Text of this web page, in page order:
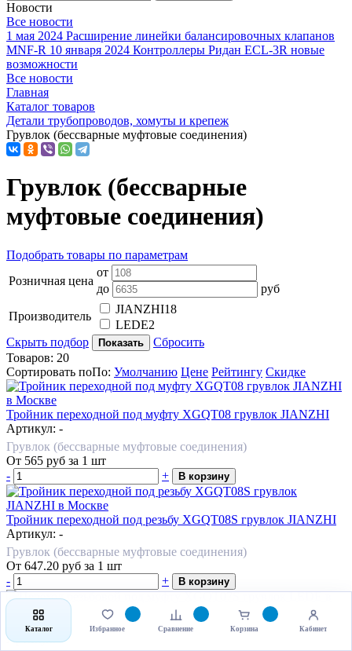
Новости
Все новости
1 мая 2024 Расширение линейки балансировочных клапанов
MNF-R 10 января 2024 Контроллеры Ридан ECL-3R новые
возможности
Все новости
Главная
Каталог товаров
Детали трубопроводов, хомуты и крепеж
Грувлок (бессварные муфтовые соединения)
Грувлок (бессварные
муфтовые соединения)
Подобрать товары по параметрам
Розничная цена
от
до
руб
Производитель
JIANZHI18
LEDE2
Скрыть подбор
Показать
Сбросить
Товаров: 20
Сортировать поПо: Умолчанию Цене Рейтингу Скидке
Тройник переходной под муфту XGQT08 грувлок JIANZHI
Артикул: -
Грувлок (бессварные муфтовые соединения)
От 565 руб за 1 шт
-
+ В корзину
Тройник переходной под резьбу XGQT08S грувлок JIANZHI
Артикул: -
Грувлок (бессварные муфтовые соединения)
От 647.20 руб за 1 шт
-
+ В корзину
Переход резьбовой под муфту XGQT07S грувлок LEDE
Артикул: -
Каталог Избранное Сравнение Корзина Кабинет